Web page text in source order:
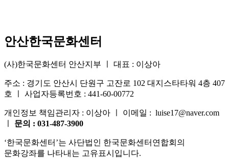
안산한국문화센터
(사)한국문화센터 안산지부 ㅣ 대표 : 이상아
주소 : 경기도 안산시 단원구 고잔로 102 대지스타타워 4층 407
호 ㅣ 사업자등록번호 : 441-60-00772
개인정보 책임관리자 : 이상아 ㅣ 이메일 : luise17@naver.com
문의 : 031-487-3900
‘한국문화센터’는 사단법인 한국문화센터연합회의
문화강좌를 나타내는 고유표시입니다.